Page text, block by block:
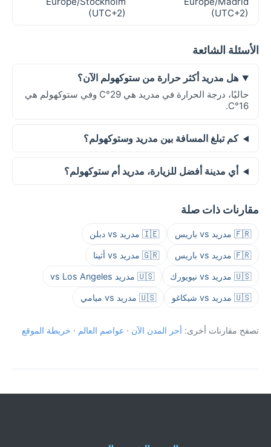
(UTC+2)
(UTC+2)
الأسئلة الشائعة
هل مدريد أكثر حرارة من ستوكهولم الآن؟
حاليًا، درجة الحرارة في مدريد هي 29°C وفي ستوكهولم هي
16°C.
كم تبلغ المسافة بين مدريد وستوكهولم؟
أي مدينة أفضل للزيارة، مدريد أم ستوكهولم؟
مقارنات ذات صلة
🇫🇷 مدريد vs باريس 🇮🇪 مدريد vs دبلن
🇫🇷 مدريد vs باريس 🇬🇷 مدريد vs أثينا
🇺🇸 مدريد vs نيويورك 🇺🇸 مدريد vs Los Angeles
🇺🇸 مدريد vs شيكاغو 🇺🇸 مدريد vs ميامي
تصفح مقارنات أخرى: أحر المدن الآن · عواصم العالم · خريطة الموقع